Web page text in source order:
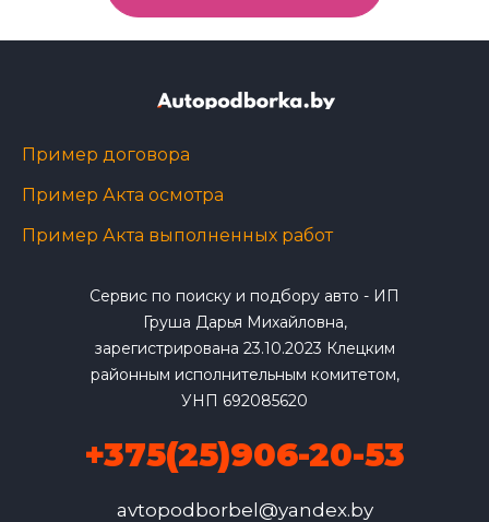
Пример договора
Пример Акта осмотра
Пример Акта выполненных работ
Сервис по поиску и подбору авто - ИП
Груша Дарья Михайловна,
зарегистрирована 23.10.2023 Клецким
районным исполнительным комитетом,
УНП 692085620
+375(25)906-20-53
avtopodborbel@yandex.by